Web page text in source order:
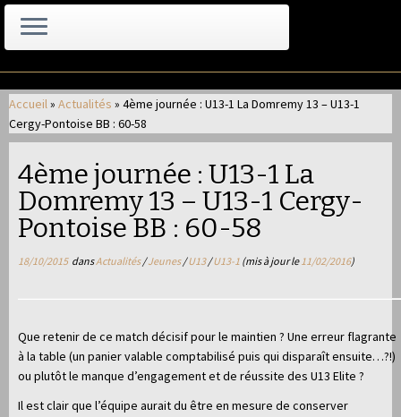
au
contenu
Accueil» Actualités » 4ème journée : U13-1 La Domremy 13 – U13-1
Cergy-Pontoise BB : 60-58
4ème journée : U13-1 La
Domremy 13 – U13-1 Cergy-
Pontoise BB : 60-58
18/10/2015dansActualités/Jeunes/U13/U13-1 (mis à jour le11/02/2016)
Que retenir de ce match décisif pour le maintien ? Une erreur flagrante
à la table (un panier valable comptabilisé puis qui disparaît ensuite…?!)
ou plutôt le manque d’engagement et de réussite des U13 Elite ?
Il est clair que l’équipe aurait du être en mesure de conserver